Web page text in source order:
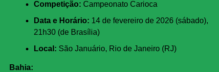
Competição: Campeonato Carioca
Data e Horário: 14 de fevereiro de 2026 (sábado),
21h30 (de Brasília)
Local: São Januário, Rio de Janeiro (RJ)
Bahia: